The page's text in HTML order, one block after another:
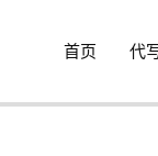
首页 代